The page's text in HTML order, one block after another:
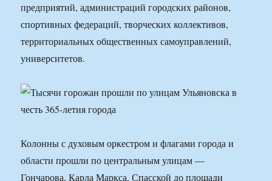
предприятий, администраций городских районов,
спортивных федераций, творческих коллективов,
территориальных общественных самоуправлений,
университетов.
Колонны с духовым оркестром и флагами города и
области прошли по центральным улицам —
Гончарова, Карла Маркса, Спасской до площади